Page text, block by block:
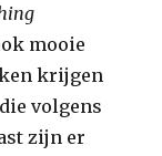
mooie
krijgen
volgens
zijn er